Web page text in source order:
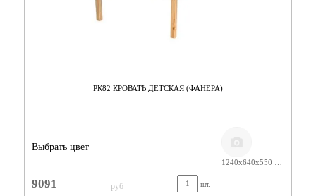
РК82 КРОВАТЬ ДЕТСКАЯ (ФАНЕРА)
Выбрать цвет
9091 руб шт.